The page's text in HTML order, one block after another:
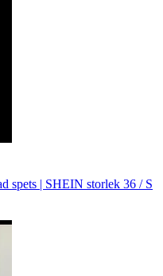
spets | SHEIN storlek 36 / S